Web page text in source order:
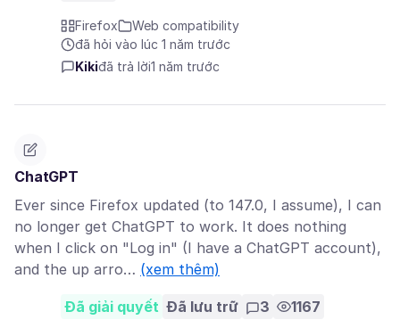
Firefox
Web compatibility
đã hỏi vào lúc 1 năm trước
Kikiđã trả lời1 năm trước
ChatGPT
Ever since Firefox updated (to 147.0, I assume), I can
no longer get ChatGPT to work. It does nothing
when I click on "Log in" (I have a ChatGPT account),
and the up arro… (xem thêm)
Đã giải quyết Đã lưu trữ 3 1167